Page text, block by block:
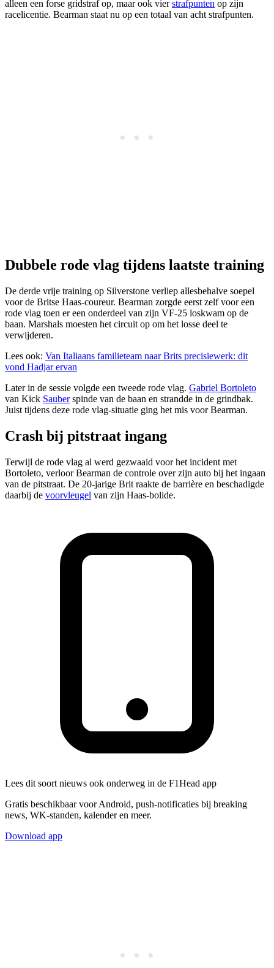
alleen een forse gridstraf op, maar ook vierstrafpunten op zijn
racelicentie. Bearman staat nu op een totaal van acht strafpunten.
Dubbele rode vlag tijdens laatste training
De derde vrije training op Silverstone verliep allesbehalve soepel
voor de Britse Haas-coureur. Bearman zorgde eerst zelf voor een
rode vlag toen er een onderdeel van zijn VF-25 loskwam op de
baan. Marshals moesten het circuit op om het losse deel te
verwijderen.
Lees ook: Van Italiaans familieteam naar Brits precisiewerk: dit
vond Hadjar ervan
Later in de sessie volgde een tweede rode vlag. Gabriel Bortoleto
van Kick Sauberspinde van de baan en strandde in de grindbak.
Juist tijdens deze rode vlag-situatie ging het mis voor Bearman.
Crash bij pitstraat ingang
Terwijl de rode vlag al werd gezwaaid voor het incident met
Bortoleto, verloor Bearman de controle over zijn auto bij het ingaan
van de pitstraat. De 20-jarige Brit raakte de barrière en beschadigde
daarbij de voorvleugel van zijn Haas-bolide.
Lees dit soort nieuws ook onderweg in de F1Head app
Gratis beschikbaar voor Android, push-notificaties bij breaking
news, WK-standen, kalender en meer.
Download app